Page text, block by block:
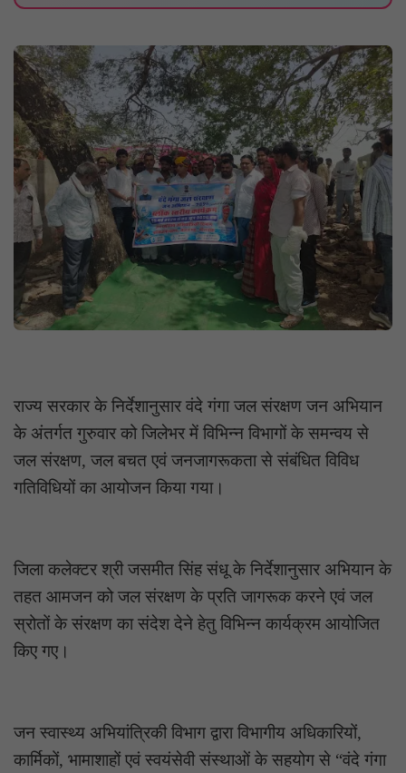
राज्य सरकार के निर्देशानुसार वंदे गंगा जल संरक्षण जन अभियान
के अंतर्गत गुरुवार को जिलेभर में विभिन्न विभागों के समन्वय से
जल संरक्षण, जल बचत एवं जनजागरूकता से संबंधित विविध
गतिविधियों का आयोजन किया गया।
जिला कलेक्टर श्री जसमीत सिंह संधू के निर्देशानुसार अभियान के
तहत आमजन को जल संरक्षण के प्रति जागरूक करने एवं जल
स्रोतों के संरक्षण का संदेश देने हेतु विभिन्न कार्यक्रम आयोजित
किए गए।
जन स्वास्थ्य अभियांत्रिकी विभाग द्वारा विभागीय अधिकारियों,
कार्मिकों, भामाशाहों एवं स्वयंसेवी संस्थाओं के सहयोग से “वंदे गंगा